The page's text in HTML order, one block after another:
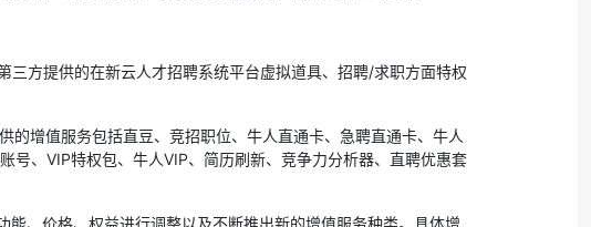
方提供的在新云人才招聘系统平台虚拟道具、招聘/求职方面特权
增值服务包括直豆、竞招职位、牛人直通卡、急聘直通卡、牛人
号、VIP特权包、牛人VIP、简历刷新、竞争力分析器、直聘优惠套
、价格、权益进行调整以及不断推出新的增值服务种类。具体增